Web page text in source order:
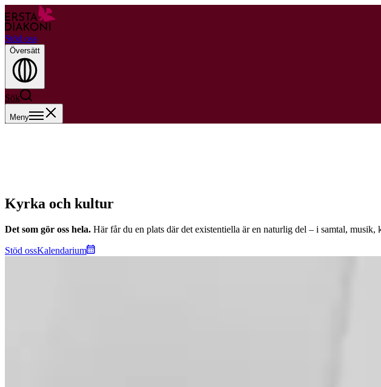
Stöd oss
Översätt
Sök
Meny
Kyrka och kultur
Det som gör oss hela. Här får du en plats där det existentiella är en naturlig del – i samtal,
Stöd ossKalendarium